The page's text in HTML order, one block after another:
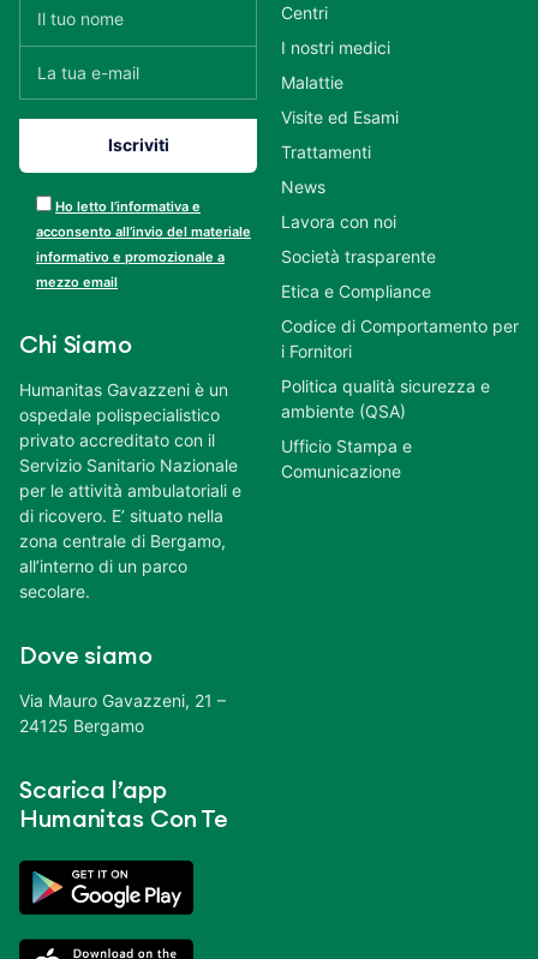
Ho letto l’informativa e
acconsento all’invio del materiale
informativo e promozionale a
mezzo email
Chi Siamo
Humanitas Gavazzeni è un
ospedale polispecialistico
privato accreditato con il
Servizio Sanitario Nazionale
per le attività ambulatoriali e
di ricovero. E’ situato nella
zona centrale di Bergamo,
all’interno di un parco
secolare.
Dove siamo
Via Mauro Gavazzeni, 21 –
24125 Bergamo
Scarica l’app
Humanitas Con Te
Centri
I nostri medici
Malattie
Visite ed Esami
Trattamenti
News
Lavora con noi
Società trasparente
Etica e Compliance
Codice di Comportamento per
i Fornitori
Politica qualità sicurezza e
ambiente (QSA)
Ufficio Stampa e
Comunicazione